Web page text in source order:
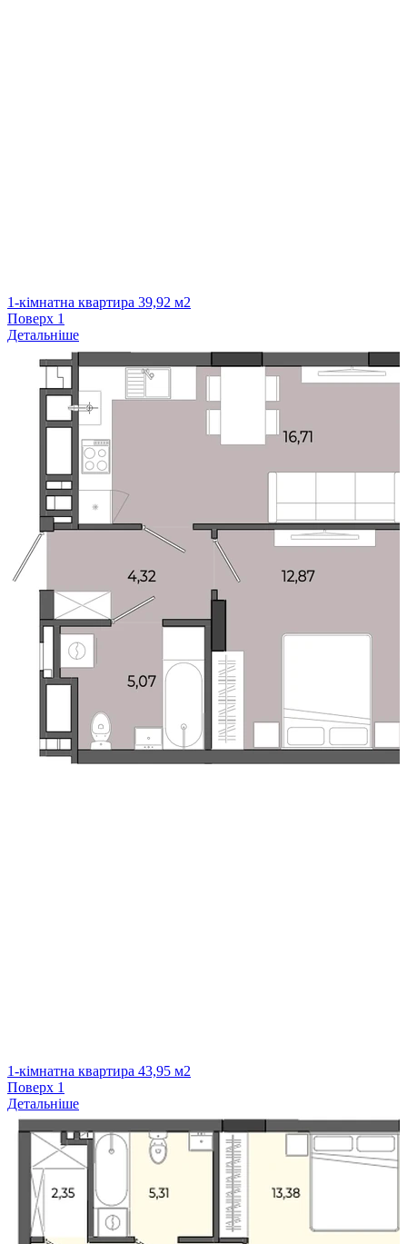
1-кімнатна квартира 39,92 м2
Поверх 1
Детальніше
1-кімнатна квартира 43,95 м2
Поверх 1
Детальніше